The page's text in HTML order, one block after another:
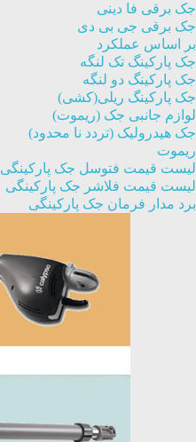
جک برقی فا دینی
جک برقی جی بی دی
بر اساس عملکرد
جک پارکینگ تک لنگه
جک پارکینگ دو لنگه
جک پارکینگ ریلی(کشی)
لوازم جانبی جک (ریموت)
جک هیدرولیک (تردد نا محدود)
ریموت
لیست قیمت فتوسل جک پارکینگی
لیست قیمت فلاشر جک پارکینگی
برد مدار فرمان جک پارکینگی